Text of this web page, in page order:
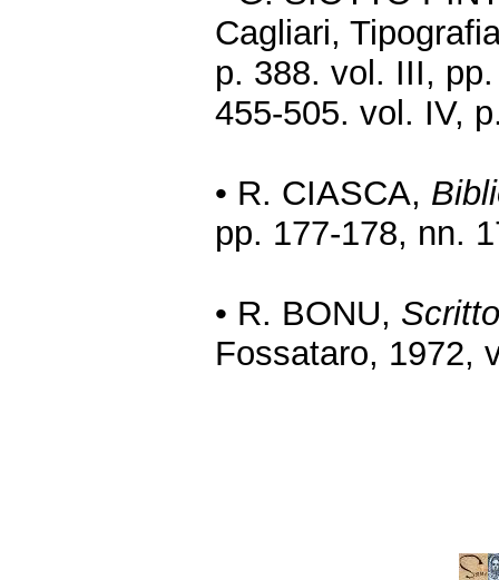
Cagliari,
p. 388. vol. III,
455-505. vol. IV,
• R. CIASCA,
pp. 177-178, nn.
• R. BONU,
Fossataro, 1972,